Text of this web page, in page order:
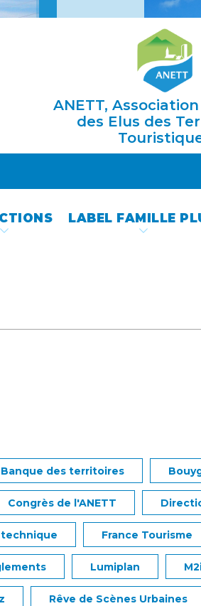
ANETT,
des Elus des
LABEL FAMILLE
Banque des territoires
Congrès de l'ANETT
technique France Tourisme
Lumiplan
Rêve de Scènes Urbaines